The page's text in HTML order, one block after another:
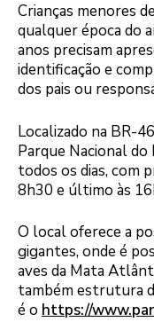
Crianças menores
qualquer época do
anos precisam
identificação e
dos pais ou
Localizado na BR-
Parque Nacional do
todos os dias, com
8h30 e último às
O local oferece a
gigantes, onde é
aves da Mata
também estrutura
é o https://